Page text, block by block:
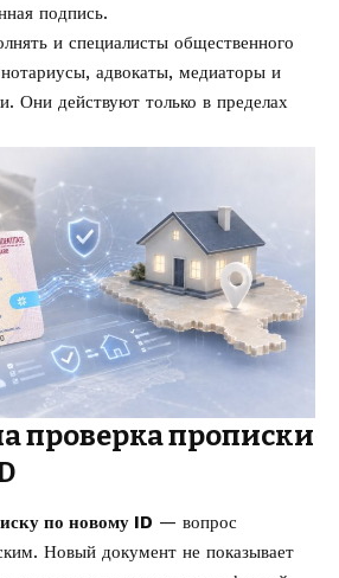
подпись.
и специалисты общественного
адвокаты, медиаторы и
Они действуют только в пределах
проверка прописки
по новому ID — вопрос
Новый документ не показывает